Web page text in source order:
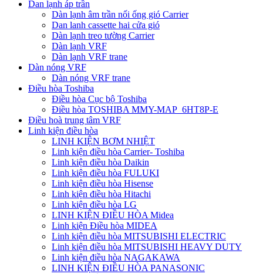
Dan lạnh áp trần
Dàn lạnh âm trần nối ống gió Carrier
Dan lanh cassette hai cửa gió
Dàn lạnh treo tường Carrier
Dàn lạnh VRF
Dàn lạnh VRF trane
Dàn nóng VRF
Dàn nóng VRF trane
Điều hòa Toshiba
Điều hòa Cục bộ Toshiba
Điều hòa TOSHIBA MMY-MAP_6HT8P-E
Điều hoà trung tâm VRF
Linh kiện điều hòa
LINH KIỆN BƠM NHIỆT
Linh kiện điều hòa Carrier- Toshiba
Linh kiện điều hòa Daikin
Linh kiện điều hòa FULUKI
Linh kiện điều hòa Hisense
Linh kiện điều hòa Hitachi
Linh kiện điều hòa LG
LINH KIỆN ĐIỀU HÒA Midea
Linh kiện Điều hòa MIDEA
Linh kiện điều hòa MITSUBISHI ELECTRIC
Linh kiện điều hòa MITSUBISHI HEAVY DUTY
Linh kiện điều hòa NAGAKAWA
LINH KIỆN ĐIỀU HÒA PANASONIC